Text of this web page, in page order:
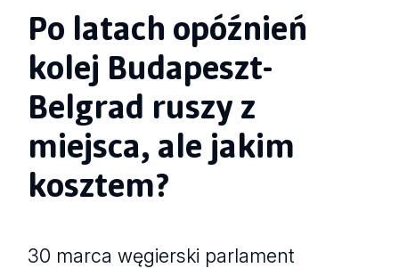
Po latach opóźnień
kolej Budapeszt-
Belgrad ruszy z
miejsca, ale jakim
kosztem?
30 marca węgierski parlament